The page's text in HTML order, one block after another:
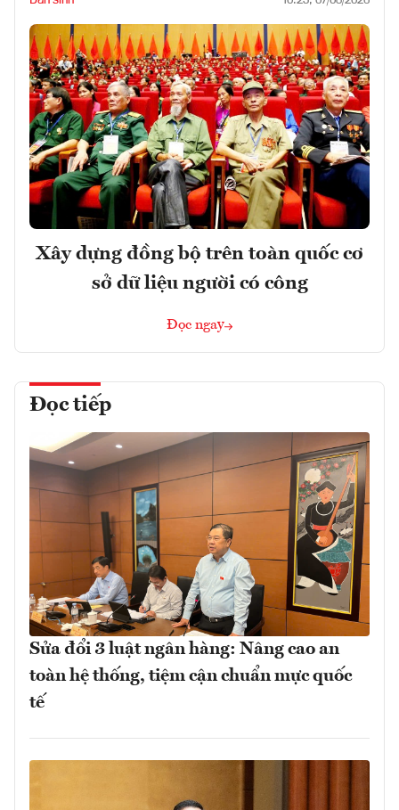
Xây dựng đồng bộ trên toàn quốc cơ
sở dữ liệu người có công
Đọc ngay
Đọc tiếp
Sửa đổi 3 luật ngân hàng: Nâng cao an
toàn hệ thống, tiệm cận chuẩn mực quốc
tế